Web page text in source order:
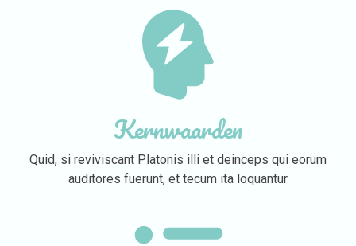
Kernwaarden
Quid, si reviviscant Platonis illi et deinceps qui eorum
auditores fuerunt, et tecum ita loquantur